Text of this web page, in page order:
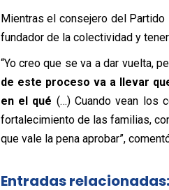
Mientras el consejero del Partido
fundador de la colectividad y
“Yo creo que se va a dar vuelta,
de este proceso va a llevar
en el qué (…) Cuando vean los
fortalecimiento de las familias,
que vale la pena aprobar”,
Entradas relacionadas: